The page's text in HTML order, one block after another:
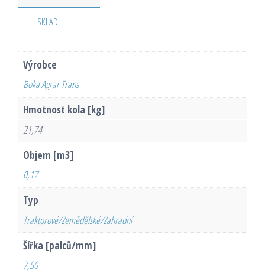
SKLAD
Výrobce
Boka Agrar Trans
Hmotnost kola [kg]
21,74
Objem [m3]
0,17
Typ
Traktorové/Zemědělské/Zahradní
Šířka [palců/mm]
7,50